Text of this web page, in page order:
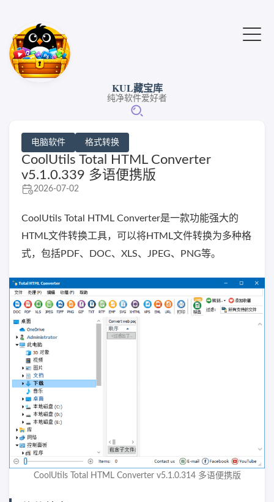
KUL藏宝库
纯净软件爱好者
电脑软件 格式转换
CoolUtils Total HTML Converter
v5.1.0.339 多语便携版
2026-07-02
CoolUtils Total HTML Converter是一款功能强大的
HTML文件转换工具，可以将HTML文件转换为多种格
式，包括PDF、DOC、XLS、JPEG、PNG等。
CoolUtils Total HTML Converter v5.1.0.314 多语便携版